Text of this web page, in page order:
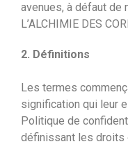
avenues, à défaut
L’ALCHIMIE DES
2. Définitions
Les termes
signification qui leur
Politique de
définissant les